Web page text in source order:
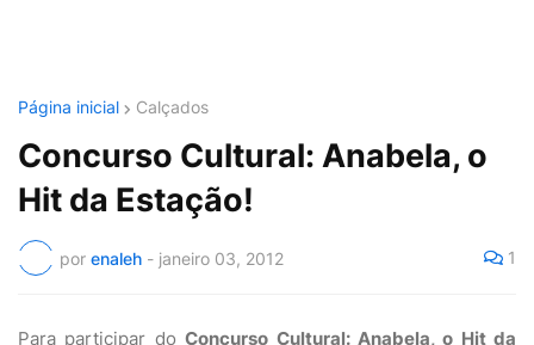
Página inicial Calçados
Concurso Cultural: Anabela, o
Hit da Estação!
por enaleh - janeiro 03, 2012 1
Para participar doConcurso Cultural: Anabela, o Hit da